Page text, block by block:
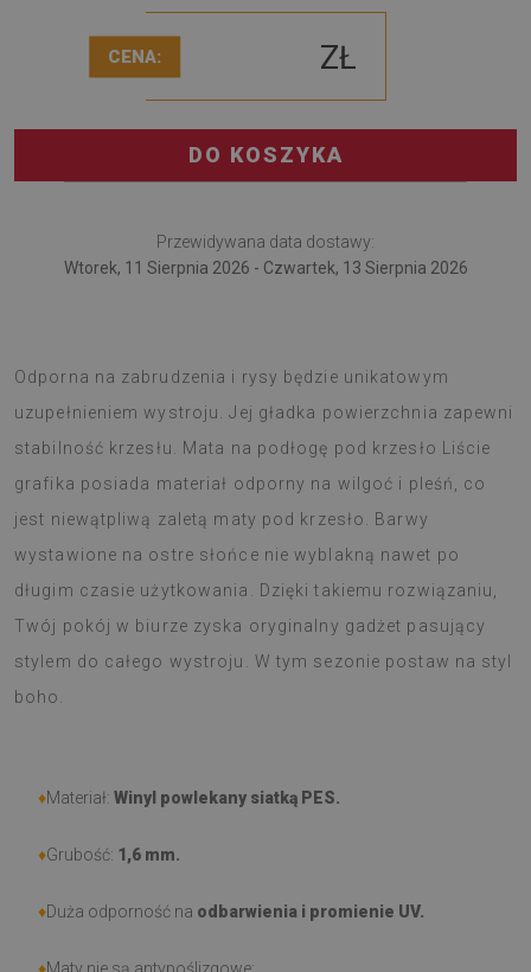
CENA: ZŁ
DO KOSZYKA
Przewidywana data dostawy:
Wtorek, 11 Sierpnia 2026 - Czwartek, 13 Sierpnia 2026
Odporna na zabrudzenia i rysy będzie unikatowym
uzupełnieniem wystroju. Jej gładka powierzchnia zapewni
stabilność krzesłu. Mata na podłogę pod krzesło Liście
grafika posiada materiał odporny na wilgoć i pleśń, co
jest niewątpliwą zaletą maty pod krzesło. Barwy
wystawione na ostre słońce nie wyblakną nawet po
długim czasie użytkowania. Dzięki takiemu rozwiązaniu,
Twój pokój w biurze zyska oryginalny gadżet pasujący
stylem do całego wystroju. W tym sezonie postaw na styl
boho.
♦Materiał: Winyl powlekany siatką PES.
♦Grubość: 1,6 mm.
♦Duża odporność na odbarwienia i promienie UV.